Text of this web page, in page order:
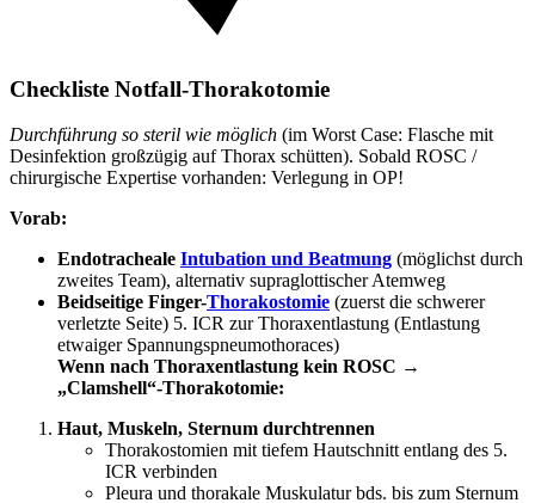
Checkliste Notfall-Thorakotomie
Durchführung so steril wie möglich (im Worst Case: Flasche mit
Desinfektion großzügig auf Thorax schütten). Sobald ROSC /
chirurgische Expertise vorhanden: Verlegung in OP!
Vorab:
Endotracheale Intubation und Beatmung (möglichst durch
zweites Team), alternativ supraglottischer Atemweg
Beidseitige Finger-Thorakostomie (zuerst die schwerer
verletzte Seite) 5. ICR zur Thoraxentlastung (Entlastung
etwaiger Spannungspneumothoraces)
Wenn nach Thoraxentlastung kein ROSC →
„Clamshell“-Thorakotomie:
Haut, Muskeln, Sternum durchtrennen
Thorakostomien mit tiefem Hautschnitt entlang des 5.
ICR verbinden
Pleura und thorakale Muskulatur bds. bis zum Sternum